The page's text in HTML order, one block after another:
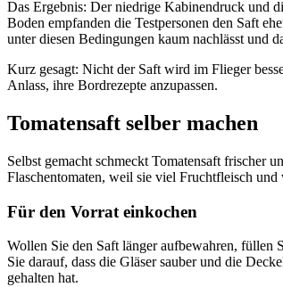
Das Ergebnis: Der niedrige Kabinendruck und
Boden empfanden die Testpersonen den Saft
unter diesen Bedingungen kaum nachlässt und
Kurz gesagt: Nicht der Saft wird im Flieger
Anlass, ihre Bordrezepte anzupassen.
Tomatensaft selber machen
Selbst gemacht schmeckt Tomatensaft frischer
Flaschentomaten, weil sie viel Fruchtfleisch
Für den Vorrat einkochen
Wollen Sie den Saft länger aufbewahren, füllen
Sie darauf, dass die Gläser sauber und die
gehalten hat.